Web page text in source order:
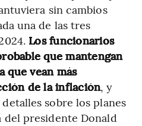
sin cambios
una de las tres
Los funcionarios
que mantengan
que vean más
de la inflación, y
sobre los planes
presidente Donald